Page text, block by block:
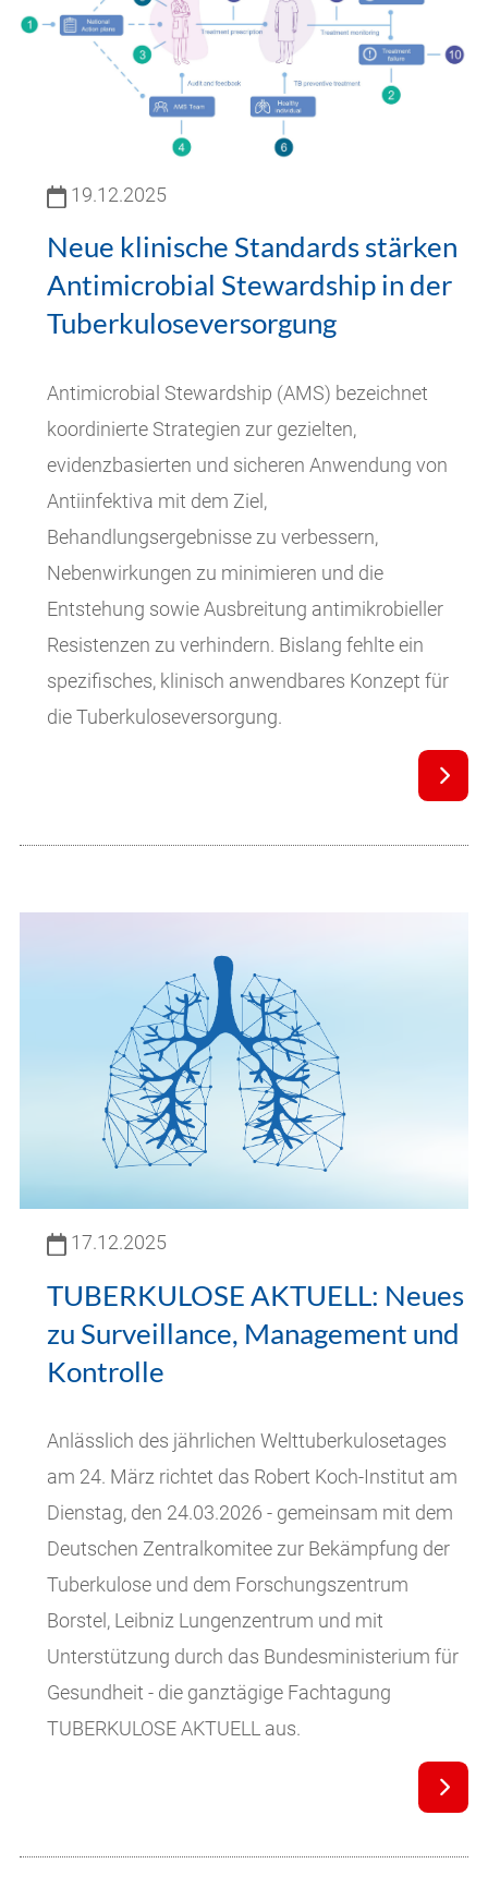
19.12.2025
Neue klinische Standards stärken
Antimicrobial Stewardship in der
Tuberkuloseversorgung
Antimicrobial Stewardship (AMS) bezeichnet
koordinierte Strategien zur gezielten,
evidenzbasierten und sicheren Anwendung von
Antiinfektiva mit dem Ziel,
Behandlungsergebnisse zu verbessern,
Nebenwirkungen zu minimieren und die
Entstehung sowie Ausbreitung antimikrobieller
Resistenzen zu verhindern. Bislang fehlte ein
spezifisches, klinisch anwendbares Konzept für
die Tuberkuloseversorgung.
17.12.2025
TUBERKULOSE AKTUELL: Neues
zu Surveillance, Management und
Kontrolle
Anlässlich des jährlichen Welttuberkulosetages
am 24. März richtet das Robert Koch-Institut am
Dienstag, den 24.03.2026 - gemeinsam mit dem
Deutschen Zentralkomitee zur Bekämpfung der
Tuberkulose und dem Forschungszentrum
Borstel, Leibniz Lungenzentrum und mit
Unterstützung durch das Bundesministerium für
Gesundheit - die ganztägige Fachtagung
TUBERKULOSE AKTUELL aus.